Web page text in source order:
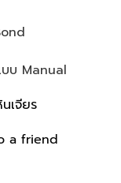
บ Manual
เจียร
a friend